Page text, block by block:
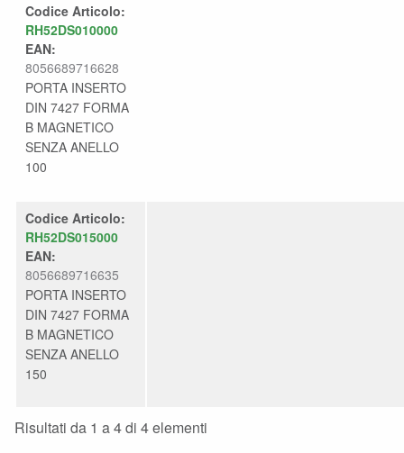
Codice Articolo:
RH52DS010000
EAN:
8056689716628
PORTA INSERTO
DIN 7427 FORMA
B MAGNETICO
SENZA ANELLO
100
Codice Articolo:
RH52DS015000
EAN:
8056689716635
PORTA INSERTO
DIN 7427 FORMA
B MAGNETICO
SENZA ANELLO
150
Risultati da 1 a 4 di 4 elementi